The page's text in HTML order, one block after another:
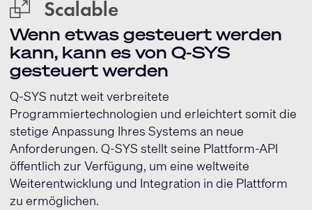
Wenn etwas gesteuert werden
kann, kann es von Q-SYS
gesteuert werden
Q-SYS nutzt weit verbreitete
Programmiertechnologien und erleichtert somit die
stetige Anpassung Ihres Systems an neue
Anforderungen. Q-SYS stellt seine Plattform-API
öffentlich zur Verfügung, um eine weltweite
Weiterentwicklung und Integration in die Plattform
zu ermöglichen.